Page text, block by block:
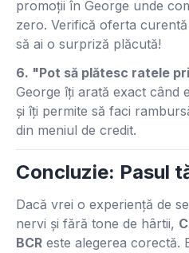
promoții în George unde
zero. Verifică oferta
să ai o surpriză plăcută!
6. "Pot să plătesc ratele
George îți arată exact când
și îți permite să faci
din meniul de credit.
Concluzie: Pasul
Dacă vrei o experiență de
nervi și fără tone de hârtii,
BCR este alegerea corectă.